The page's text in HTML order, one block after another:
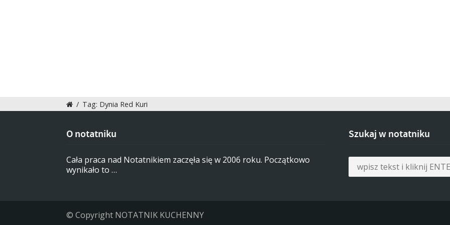
/ Tag: Dynia Red Kuri
O notatniku
Cała praca nad Notatnikiem zaczęła się w 2006 roku. Początkowo
wynikało to …
Szukaj w notatniku
© Copyright NOTATNIK KUCHENNY